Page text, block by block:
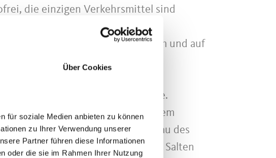
Über Cookies
für soziale Medien anbieten zu können
zu Ihrer Verwendung unserer
Partner führen diese Informationen
oder die sie im Rahmen Ihrer Nutzung
die einzigen Verkehrsmittel sind
Auf dem Vigiljoch finden sich
etwa bis zur Naturnser Alm und auf
gibt es zahlreiche Wanderwege.
Kastanienerlebnisweg und dem
sich das porphyrrote Hochplateau des
über die Hochebene des Salten